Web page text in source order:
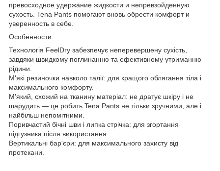
превосходное удержание жидкости и непревзойденную
сухость. Tena Pants помогают вновь обрести комфорт и
уверенность в себе.
Особенности:
Технологія FeelDry забезпечує неперевершену сухість,
завдяки швидкому поглинанню та ефективному утриманню
рідини.
М'які резиночки навколо талії: для кращого облягання тіла і
максимального комфорту.
М'який, схожий на тканину матеріал: не дратує шкіру і не
шарудить — це робить Tena Pants не тільки зручними, але і
найбільш непомітними.
Поривчастий бічні шви і липка стрічка: для згортання
підгузника після використання.
Вертикальні бар'єри: для максимального захисту від
протекани.